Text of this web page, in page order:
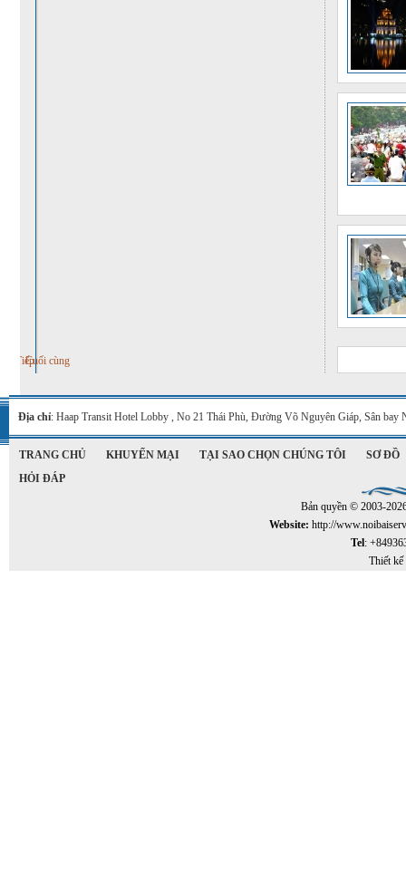
Tiếp
Cuối cùng
Địa chỉ: Haap Transit Hotel Lobby , No 21 Thái Phù, Đường Võ Nguyên Giáp, Sân bay
TRANG CHỦ KHUYẾN MẠI TẠI SAO CHỌN CHÚNG TÔI
SƠ ĐỒ
HỎI ĐÁP
Bản quyền © 2003-
Website: http://
Tel:
Thiết kế